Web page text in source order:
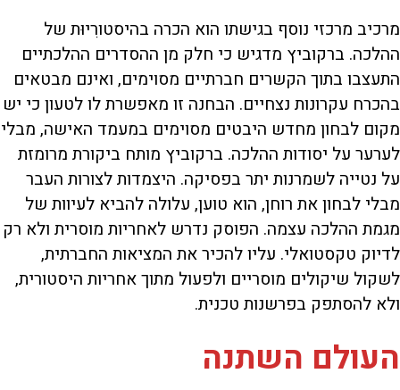
מרכיב מרכזי נוסף בגישתו הוא הכרה בהיסטורִיוּת של
ההלכה. ברקוביץ מדגיש כי חלק מן ההסדרים ההלכתיים
התעצבו בתוך הקשרים חברתיים מסוימים, ואינם מבטאים
בהכרח עקרונות נצחיים. הבחנה זו מאפשרת לו לטעון כי יש
מקום לבחון מחדש היבטים מסוימים במעמד האישה, מבלי
לערער על יסודות ההלכה. ברקוביץ מותח ביקורת מרומזת
על נטייה לשמרנות יתר בפסיקה. היצמדות לצורות העבר
מבלי לבחון את רוחן, הוא טוען, עלולה להביא לעיוות של
מגמת ההלכה עצמה. הפוסק נדרש לאחריות מוסרית ולא רק
לדיוק טקסטואלי. עליו להכיר את המציאות החברתית,
לשקול שיקולים מוסריים ולפעול מתוך אחריות היסטורית,
ולא להסתפק בפרשנות טכנית.
העולם השתנה